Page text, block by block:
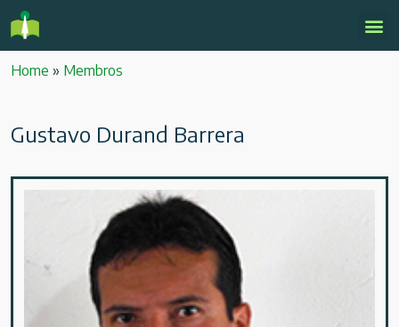
Home » Membros
Gustavo Durand Barrera